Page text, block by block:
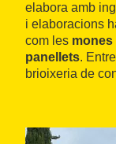
elabora amb
i elaboracions
com les mones
panellets.
brioixeria de